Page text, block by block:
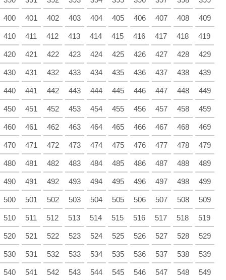
400 401 402 403 404 405 406 407 408 409
410 411 412 413 414 415 416 417 418 419
420 421 422 423 424 425 426 427 428 429
430 431 432 433 434 435 436 437 438 439
440 441 442 443 444 445 446 447 448 449
450 451 452 453 454 455 456 457 458 459
460 461 462 463 464 465 466 467 468 469
470 471 472 473 474 475 476 477 478 479
480 481 482 483 484 485 486 487 488 489
490 491 492 493 494 495 496 497 498 499
500 501 502 503 504 505 506 507 508 509
510 511 512 513 514 515 516 517 518 519
520 521 522 523 524 525 526 527 528 529
530 531 532 533 534 535 536 537 538 539
540 541 542 543 544 545 546 547 548 549